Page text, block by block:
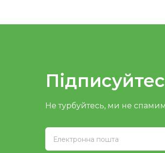
Не турбуйтесь, ми не